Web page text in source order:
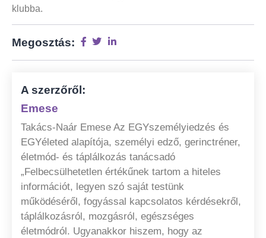
klubba.
Megosztás:
A szerzőről:
Emese
Takács-Naár Emese Az EGYszemélyiedzés és
EGYéleted alapítója, személyi edző, gerinctréner,
életmód- és táplálkozás tanácsadó
„Felbecsülhetetlen értékűnek tartom a hiteles
információt, legyen szó saját testünk
működéséről, fogyással kapcsolatos kérdésekről,
táplálkozásról, mozgásról, egészséges
életmódról. Ugyanakkor hiszem, hogy az